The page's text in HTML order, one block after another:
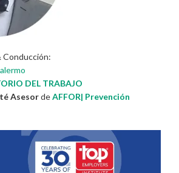
Conducción:
DEL TRABAJO
AsesordeAFFOR| Prevención